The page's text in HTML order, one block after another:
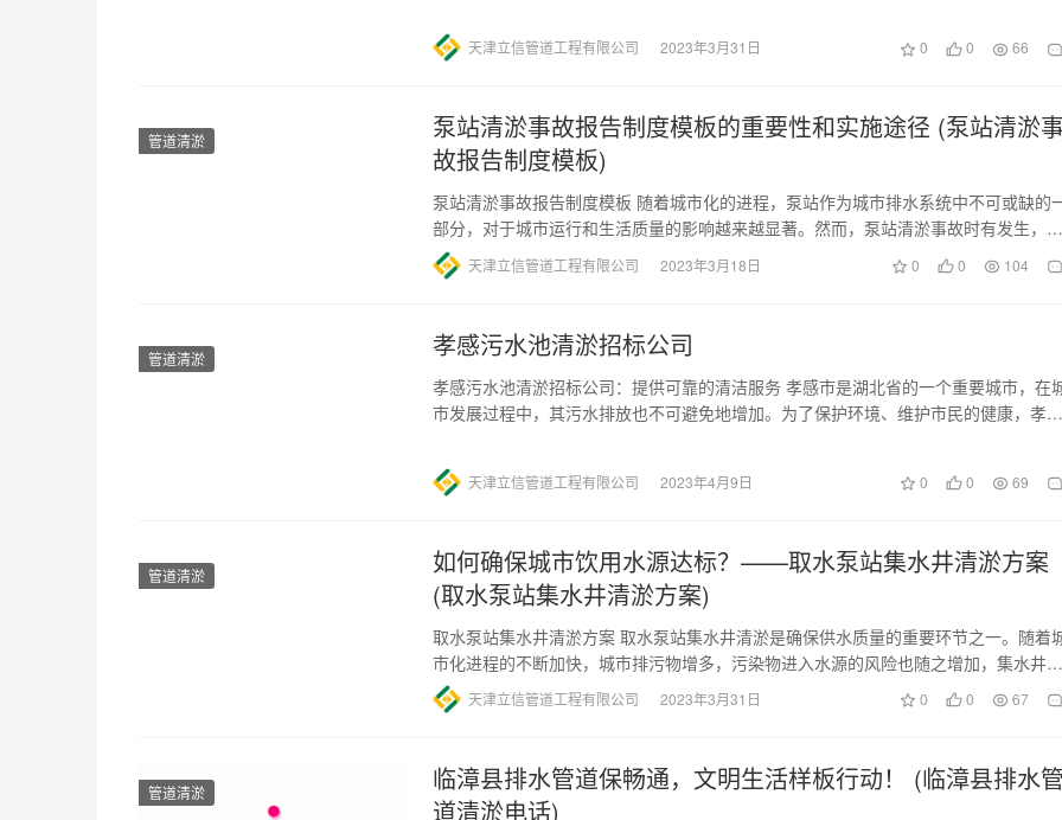
天津立信管道工程有限公司 2023年3月31日 0 0 66
管道清淤
泵站清淤事故报告制度模板的重要性和实施途径 (泵站清淤事
故报告制度模板)
泵站清淤事故报告制度模板 随着城市化的进程，泵站作为城市排水系统中不可或缺的
部分，对于城市运行和生活质量的影响越来越显著。然而，泵站清淤事故时有发生，严
重影响了城市排水系统的正常…
天津立信管道工程有限公司 2023年3月18日 0 0 104
管道清淤 孝感污水池清淤招标公司
孝感污水池清淤招标公司：提供可靠的清洁服务 孝感市是湖北省的一个重要城市，在
市发展过程中，其污水排放也不可避免地增加。为了保护环境、维护市民的健康，孝感
天津立信管道工程有限公司 2023年4月9日 0 0 69
管道清淤
如何确保城市饮用水源达标？——取水泵站集水井清淤方案
(取水泵站集水井清淤方案)
取水泵站集水井清淤方案 取水泵站集水井清淤是确保供水质量的重要环节之一。随着
市化进程的不断加快，城市排污物增多，污染物进入水源的风险也随之增加，集水井清
淤工作显得越来越重要。 在…
天津立信管道工程有限公司 2023年3月31日 0 0 67
管道清淤
临漳县排水管道保畅通，文明生活样板行动！ (临漳县排水管
道清淤电话)